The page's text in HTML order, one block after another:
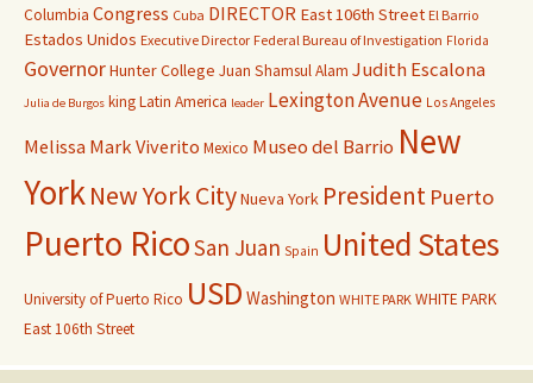
Columbia Congress Cuba DIRECTOR East 106th Street El Barrio
Estados Unidos Executive Director Federal Bureau of Investigation Florida
GovernorHunter College Juan Shamsul Alam Judith Escalona
Julia de Burgos kingLatin America leader Lexington Avenue Los Angeles
Melissa Mark Viverito Mexico Museo del Barrio New
YorkNew York CityNueva York President Puerto
Puerto RicoSan Juan Spain United States
University of Puerto Rico USD Washington WHITE PARK WHITE PARK
East 106th Street